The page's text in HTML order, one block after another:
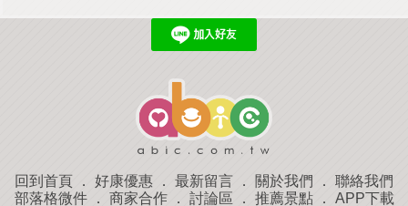
回到首頁 ． 好康優惠 ． 最新留言 ． 關於我們 ． 聯絡我們
部落格微件． 商家合作． 討論區 ． 推薦景點． APP下載